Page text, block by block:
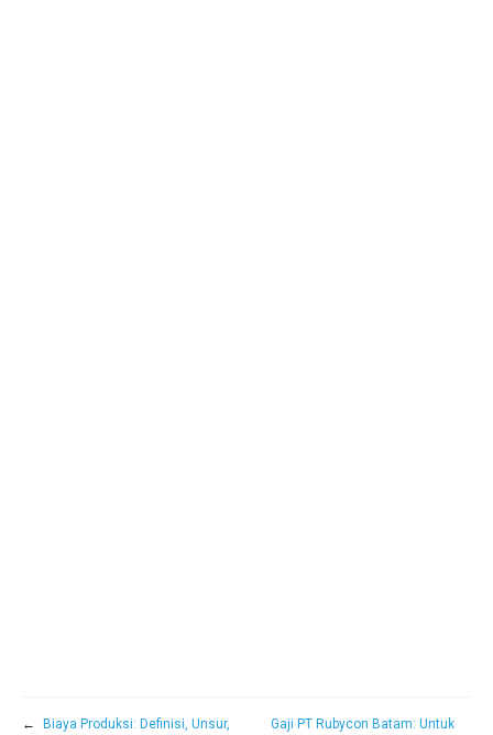
← Biaya Produksi: Definisi, Unsur, Gaji PT Rubycon Batam: Untuk